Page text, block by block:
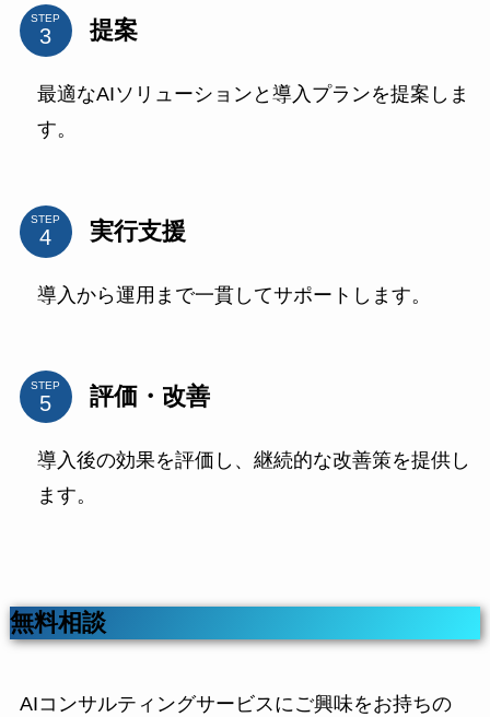
STEP 提案
最適なAIソリューションと導入プランを提案しま
す。
STEP 実行支援
導入から運用まで一貫してサポートします。
STEP 評価・改善
導入後の効果を評価し、継続的な改善策を提供し
ます。
無料相談
AIコンサルティングサービスにご興味をお持ちの